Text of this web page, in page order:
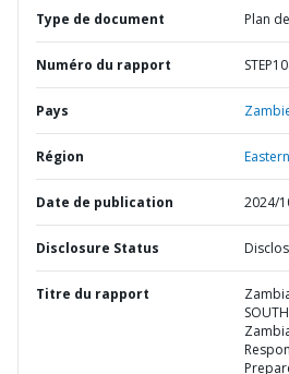
Type de document Plan
Numéro du rapport
Pays
Région
Date de publication 2024/
Disclosure Status
Titre du rapport